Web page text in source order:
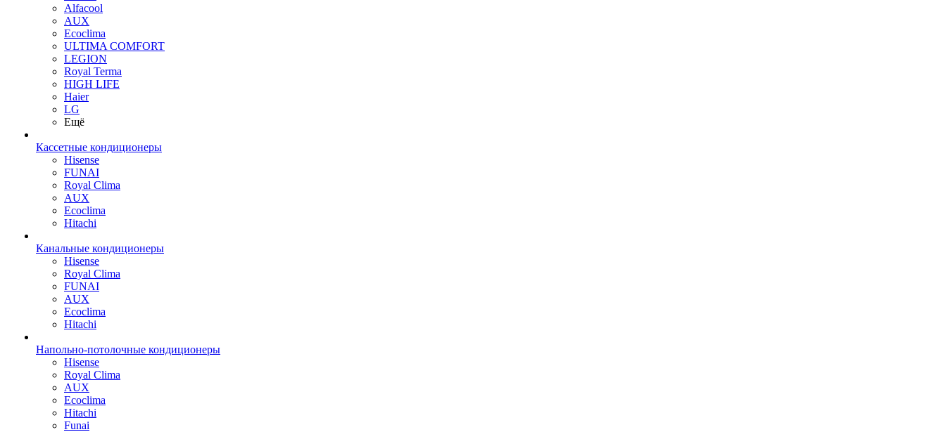
Alfacool
AUX
Ecoclima
ULTIMA COMFORT
LEGION
Royal Terma
HIGH LIFE
Haier
LG
Ещё
Кассетные кондиционеры
Hisense
FUNAI
Royal Clima
AUX
Ecoclima
Hitachi
Канальные кондиционеры
Hisense
Royal Clima
FUNAI
AUX
Ecoclima
Hitachi
Напольно-потолочные кондиционеры
Hisense
Royal Clima
AUX
Ecoclima
Hitachi
Funai